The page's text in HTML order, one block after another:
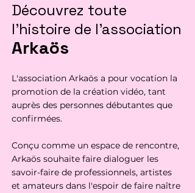
Découvrez toute
l'histoire de l'association
Arkaös
L'association Arkaös a pour vocation la
promotion de la création vidéo, tant
auprès des personnes débutantes que
confirmées.
Conçu comme un espace de rencontre,
Arkaös souhaite faire dialoguer les
savoir-faire de professionnels, artistes
et amateurs dans l'espoir de faire naître